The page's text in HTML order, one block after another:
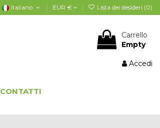
Italiano EUR € Lista dei desideri (0)
Carrello
Empty
Accedi
CONTATTI